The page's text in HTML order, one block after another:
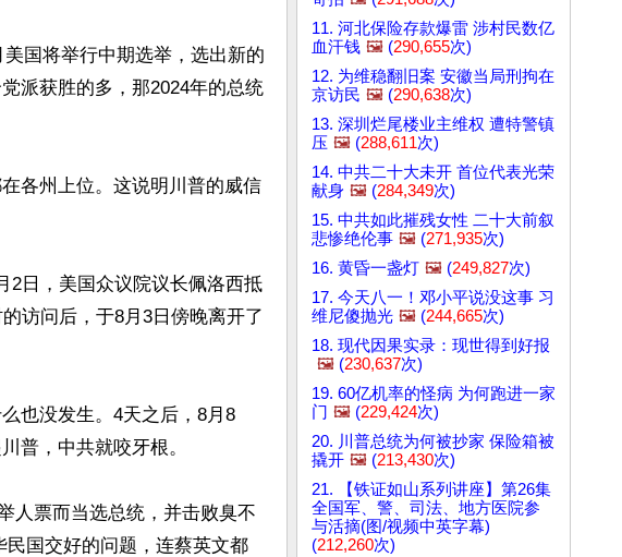
国将举行中期选举，选出新的
派获胜的多，那2024年的总统
各州上位。这说明川普的威信
2日，美国众议院议长佩洛西抵
访问后，于8月3日傍晚离开了
也没发生。4天之后，8月8
普，中共就咬牙根。
人票而当选总统，并击败臭不
国交好的问题，连蔡英文都
11. 河北保险存款爆雷 涉村民数亿
血汗钱 🖼️ (290,655次)
12. 为维稳翻旧案 安徽当局刑拘在
京访民 🖼️ (290,638次)
13. 深圳烂尾楼业主维权 遭特警镇
压 🖼️ (288,611次)
14. 中共二十大未开 首位代表光荣
献身 🖼️ (284,349次)
15. 中共如此摧残女性 二十大前叙
悲惨绝伦事 🖼️ (271,935次)
16. 黄昏一盏灯 🖼️ (249,827次)
17. 今天八一！邓小平说没这事 习
维尼傻抛光 🖼️ (244,665次)
18. 现代因果实录：现世得到好报
🖼️ (230,637次)
19. 60亿机率的怪病 为何跑进一家
门 🖼️ (229,424次)
20. 川普总统为何被抄家 保险箱被
撬开 🖼️ (213,430次)
21. 【铁证如山系列讲座】第26集
全国军、警、司法、地方医院参
与活摘(图/视频中英字幕)
(212,260次)